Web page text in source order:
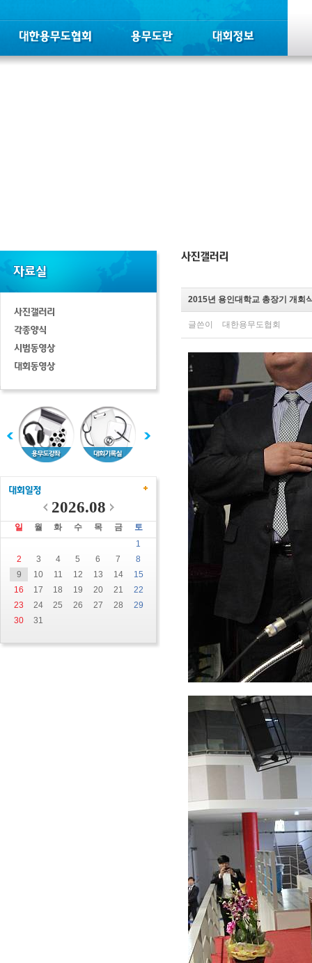
2026.08
일 월 화 수 목 금
토
1
2
3 4 5 6 7
8
9
10 11 12 13 14
15
16
17 18 19 20 21
22
23
24 25 26 27 28
29
30
31
2015년 용인대학교 총장기 개회
글쓴이 대한용무도협회